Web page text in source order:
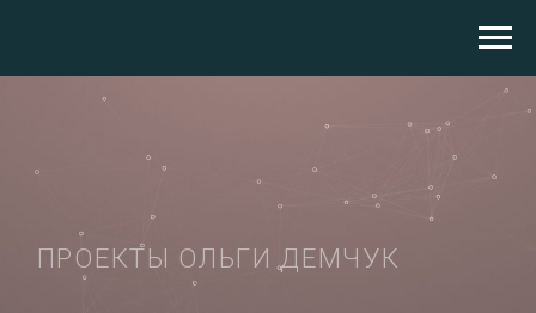
Исследование
ПРОЕКТЫ ОЛЬГИ ДЕМЧУК